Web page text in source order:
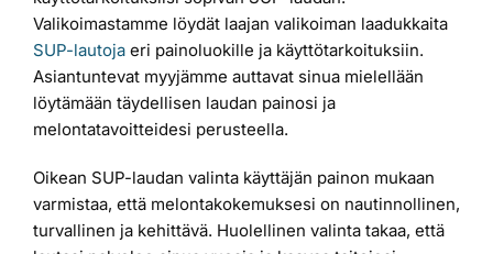
Valikoimastamme löydät laajan valikoiman laadukkaita
SUP-lautoja eri painoluokille ja käyttötarkoituksiin.
Asiantuntevat myyjämme auttavat sinua mielellään
löytämään täydellisen laudan painosi ja
melontatavoitteidesi perusteella.
Oikean SUP-laudan valinta käyttäjän painon mukaan
varmistaa, että melontakokemuksesi on nautinnollinen,
turvallinen ja kehittävä. Huolellinen valinta takaa, että